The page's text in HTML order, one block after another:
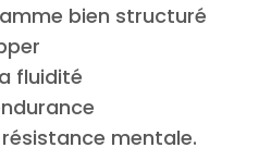
bien structuré
fluidité
mentale.